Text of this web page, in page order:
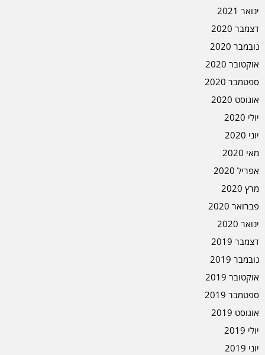
ינואר 2021
דצמבר 2020
נובמבר 2020
אוקטובר 2020
ספטמבר 2020
אוגוסט 2020
יולי 2020
יוני 2020
מאי 2020
אפריל 2020
מרץ 2020
פברואר 2020
ינואר 2020
דצמבר 2019
נובמבר 2019
אוקטובר 2019
ספטמבר 2019
אוגוסט 2019
יולי 2019
יוני 2019